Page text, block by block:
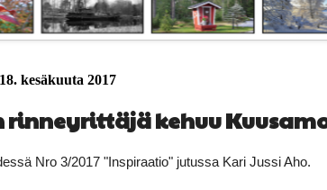
kesäkuuta 2017
rinneyrittäjä kehuu
Nro 3/2017 "Inspiraatio" jutussa Kari Jussi Aho.